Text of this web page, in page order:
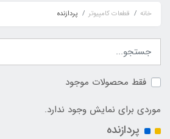
خانه قطعات کامپیوتر پردازنده
فقط محصولات موجود
موردی برای نمایش وجود ندارد.
پردازنده